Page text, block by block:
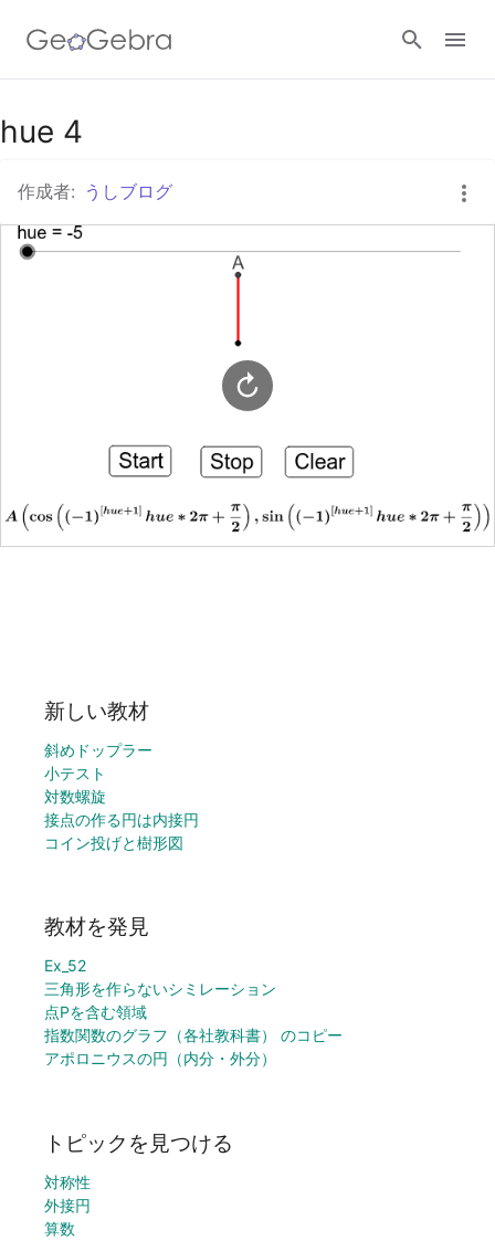
Googleクラスルーム
GeoGebra Classroom
ログイン
hue 4
作成者: うしブログ
新しい教材
斜めドップラー
小テスト
対数螺旋
接点の作る円は内接円
コイン投げと樹形図
教材を発見
Ex_52
三角形を作らないシミレーション
点Pを含む領域
指数関数のグラフ（各社教科書） のコピー
アポロニウスの円（内分・外分）
トピックを見つける
対称性
外接円
算数